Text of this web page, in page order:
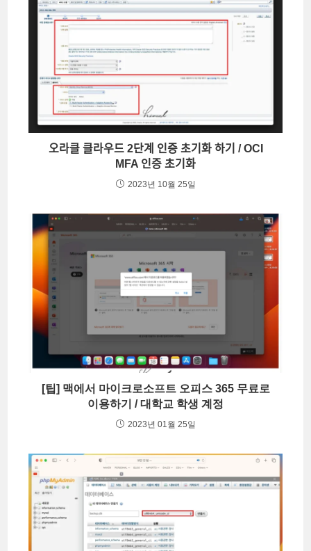
오라클 클라우드 2단계 인증 초기화 하기 / OCI
MFA 인증 초기화
2023년 10월 25일
[팁] 맥에서 마이크로소프트 오피스 365 무료로
이용하기 / 대학교 학생 계정
2023년 01월 25일